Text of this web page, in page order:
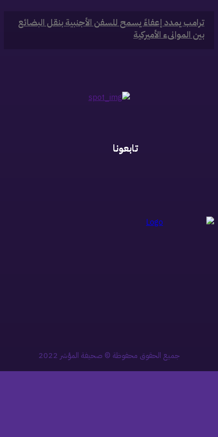
‏ترامب يمدد إعفاءً يسمح للسفن الأجنبية بنقل البضائع
بين الموانىء الأميركية
تابعونا
جميع الحقوق محفوظة © صحيفة المؤشر 2022